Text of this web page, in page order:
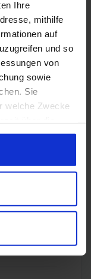
Ihre
mithilfe
auf
und so
von
sowie
Sie
welche Zwecke
das Privacy
Lage erfassen,
können
bestimmten
Daten
1x HDMI
3x
DisplayPort
✔️